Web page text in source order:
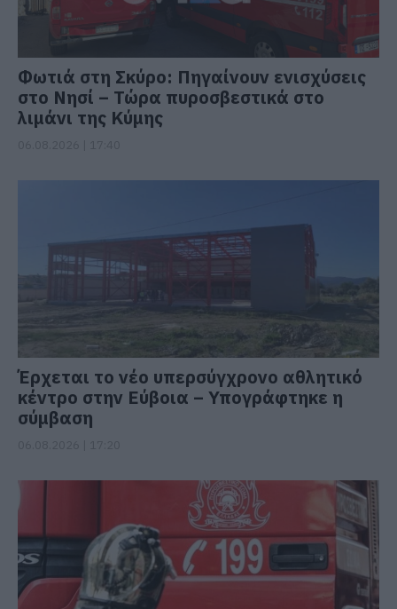
Φωτιά στη Σκύρο: Πηγαίνουν ενισχύσεις
στο Νησί – Τώρα πυροσβεστικά στο
λιμάνι της Κύμης
Έρχεται το νέο υπερσύγχρονο αθλητικό
κέντρο στην Εύβοια – Υπογράφτηκε η
σύμβαση